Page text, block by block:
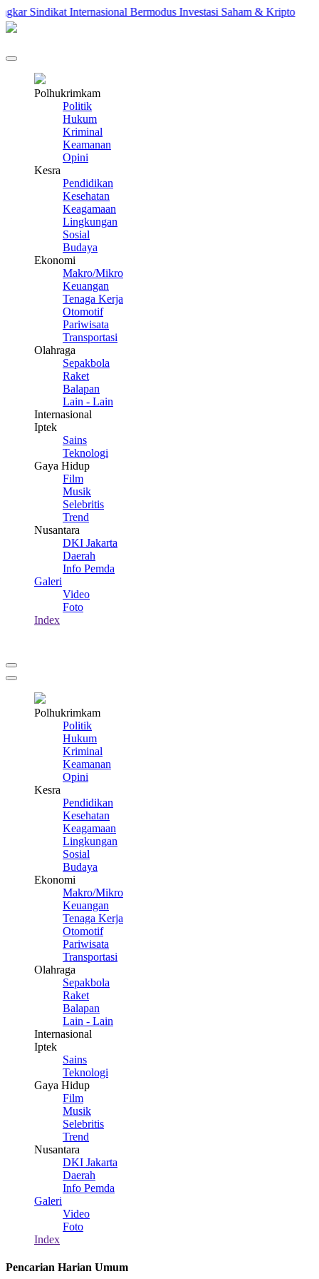
Internasional Bermodus Investasi Saham & Kripto
Polhukrimkam
Politik
Hukum
Kriminal
Keamanan
Opini
Kesra
Pendidikan
Kesehatan
Keagamaan
Lingkungan
Sosial
Budaya
Ekonomi
Makro/Mikro
Keuangan
Tenaga Kerja
Otomotif
Pariwisata
Transportasi
Olahraga
Sepakbola
Raket
Balapan
Lain - Lain
Internasional
Iptek
Sains
Teknologi
Gaya Hidup
Film
Musik
Selebritis
Trend
Nusantara
DKI Jakarta
Daerah
Info Pemda
Galeri
Video
Foto
Index
Polhukrimkam
Politik
Hukum
Kriminal
Keamanan
Opini
Kesra
Pendidikan
Kesehatan
Keagamaan
Lingkungan
Sosial
Budaya
Ekonomi
Makro/Mikro
Keuangan
Tenaga Kerja
Otomotif
Pariwisata
Transportasi
Olahraga
Sepakbola
Raket
Balapan
Lain - Lain
Internasional
Iptek
Sains
Teknologi
Gaya Hidup
Film
Musik
Selebritis
Trend
Nusantara
DKI Jakarta
Daerah
Info Pemda
Galeri
Video
Foto
Index
Pencarian Harian Umum